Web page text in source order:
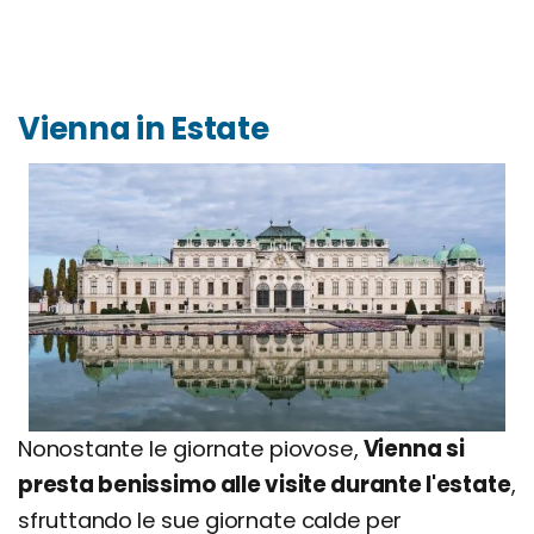
Vienna in Estate
Nonostante le giornate piovose, Vienna si
presta benissimo alle visite durante l'estate,
sfruttando le sue giornate calde per